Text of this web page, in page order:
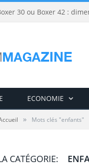
30 ou Boxer 42 :
ECONOMIE
» Mots clés "enfants"
CATÉGORIE: